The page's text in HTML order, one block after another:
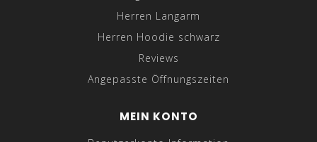
Herren Langarm
Herren Hoodie schwarz
Reviews
Angepasste Öffnungszeiten
MEIN KONTO